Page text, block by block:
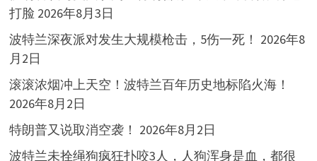
打脸 2026年8月3日
波特兰深夜派对发生大规模枪击，5伤一死！ 2026年8
月2日
滚滚浓烟冲上天空！波特兰百年历史地标陷火海！
2026年8月2日
特朗普又说取消空袭！ 2026年8月2日
波特兰未拴绳狗疯狂扑咬3人，人狗浑身是血，都很